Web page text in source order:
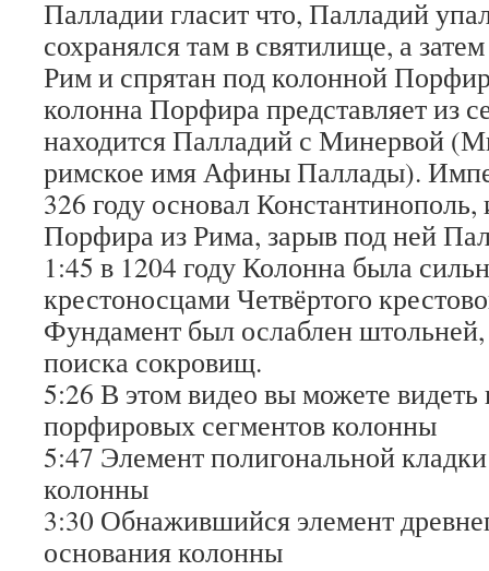
Палладии гласит что, Палладий
сохранялся там в святилище, а
Рим и спрятан под колонной
колонна Порфира представляет из
находится Палладий с Минервой
римское имя Афины Паллады).
326 году основал
Порфира из Рима, зарыв под ней
1:45 в 1204 году Колонна была
крестоносцами Четвёртого
Фундамент был ослаблен
поиска сокровищ.
5:26 В этом видео вы можете
порфировых сегментов колонны
5:47 Элемент полигональной
колонны
3:30 Обнажившийся элемент
основания колонны